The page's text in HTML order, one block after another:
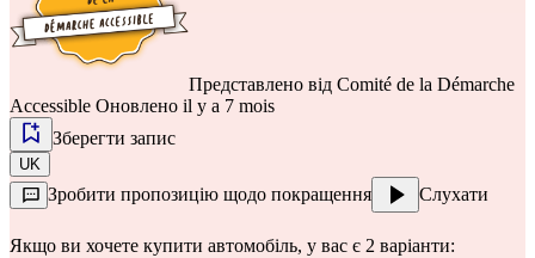
Представлено від Comité de la Démarche
Accessible Оновлено il y a 7 mois
Зберегти запис
UK
Зробити пропозицію щодо покращення Слухати
Якщо ви хочете купити автомобіль, у вас є 2 варіанти: